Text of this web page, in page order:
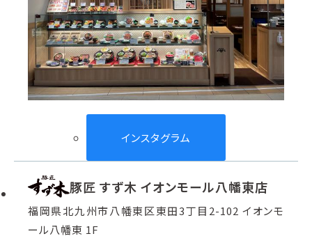
インスタグラム
豚匠 すず木 イオンモール八幡東店
福岡県北九州市八幡東区東田3丁目2-102 イオンモ
ール八幡東 1F